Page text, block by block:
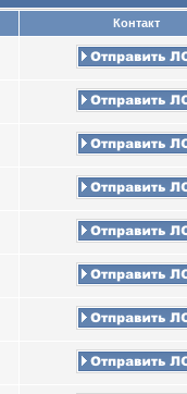
Контакт